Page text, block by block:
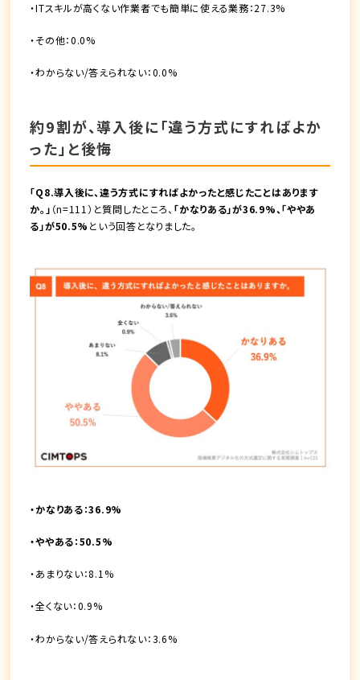
・ITスキルが高くない作業者でも簡単に使える業務：27.3%
・その他：0.0%
・わからない/答えられない：0.0%
約9割が、導入後に「違う方式にすればよか
った」と後悔
「Q8.導入後に、違う方式にすればよかったと感じたことはあります
か。」 （n=111）と質問したところ、 「かなりある」が36.9%、「ややあ
る」が50.5% という回答となりました。
・かなりある：36.9%
・ややある：50.5%
・あまりない：8.1%
・全くない：0.9%
・わからない/答えられない：3.6%